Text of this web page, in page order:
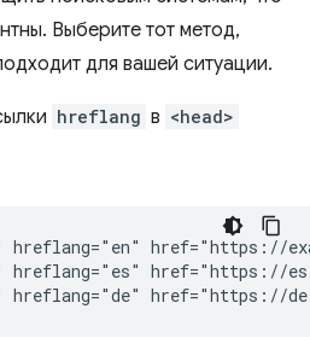
Выберите тот метод,
для вашей ситуации.
hreflang в <head>
href="https://
href="https://